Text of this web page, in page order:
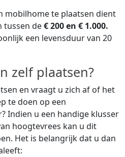
mobilhome te plaatsen dient
tussen de€ 200 en € 1.000.
een levensduur van 20
zelf plaatsen?
en vraagt u zich af of het
te doen op een
Indien u een handige klusser
hoogtevrees kan u dit
Het is belangrijk dat u dan